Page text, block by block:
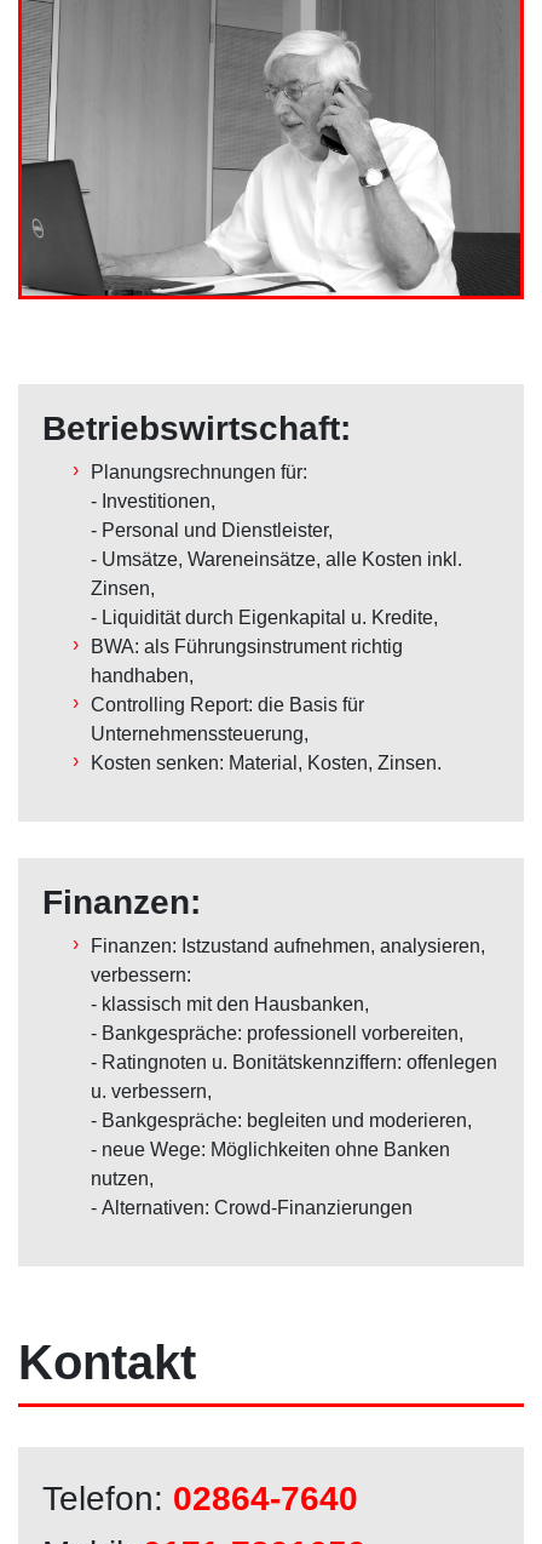
Betriebswirtschaft:
Planungsrechnungen für:
- Investitionen,
- Personal und Dienstleister,
- Umsätze, Wareneinsätze, alle Kosten inkl.
Zinsen,
- Liquidität durch Eigenkapital u. Kredite,
BWA: als Führungsinstrument richtig
handhaben,
Controlling Report: die Basis für
Unternehmenssteuerung,
Kosten senken: Material, Kosten, Zinsen.
Finanzen:
Finanzen: Istzustand aufnehmen, analysieren,
verbessern:
- klassisch mit den Hausbanken,
- Bankgespräche: professionell vorbereiten,
- Ratingnoten u. Bonitätskennziffern: offenlegen
u. verbessern,
- Bankgespräche: begleiten und moderieren,
- neue Wege: Möglichkeiten ohne Banken
nutzen,
- Alternativen: Crowd-Finanzierungen
Kontakt
Telefon: 02864-7640